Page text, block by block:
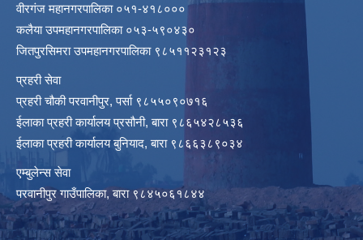
वीरगंज महानगरपालिका ०५१-४१८०००
कलैया उपमहानगरपालिका ०५३-५९०४३०
जितपुरसिमरा उपमहानगरपालिका ९८५११२३१२३
प्रहरी सेवा
प्रहरी चौकी परवानीपुर, पर्सा ९८५५०९०७१६
ईलाका प्रहरी कार्यालय प्रसौनी, बारा ९८६५४२८५३६
ईलाका प्रहरी कार्यालय बुनियाद, बारा ९८६६३८९०३४
एम्बुलेन्स सेवा
परवानीपुर गाउँपालिका, बारा ९८४५०६१८४४